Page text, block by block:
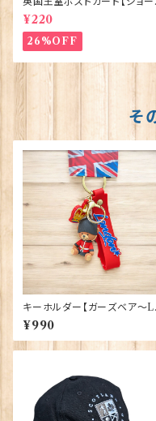
王子ご誕生】Pageantry Post
card 90183-JEF100
¥220
26%OFF
そ
キーホルダー【ガーズベア〜
NDON〜】Elgate Products
90390
¥990